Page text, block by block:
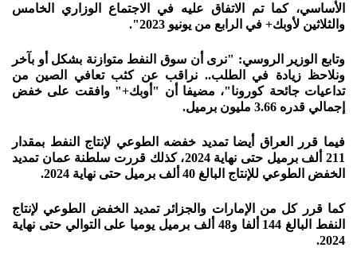
الأساسي، كما تم الاتفاق عليه في الاجتماع الوزاري الخامس
والثلاثين لأوبك+ في الرابع من يونيو 2023".
وتابع الوزير الروسي: "نرى أن سوق النفط متوازنة بشكل أو بآخر
ونلاحظ زيادة في الطلب.. نراقب عن كثب تعافي الصين من
تداعيات جائحة كورونا"، مضيفا أن "أوبك+" وافقت على خفض
إجمالي قدره 3.66 مليون برميل.
فيما قرر العراق أيضا تمديد خفضه الطوعي لإنتاج النفط بمقدار
211 ألف برميل حتى نهاية 2024، كذلك قررت سلطنة عمان تمديد
الخفض الطوعي للإنتاج البالغ 40 ألف برميل حتى نهاية 2024.
كما قرر كل من الإمارات والجزائر تمديد الخفض الطوعي لإنتاج
النفط البالغ 144 ألفا و48 ألف برميل يوميا على التوالي حتى نهاية
2024.